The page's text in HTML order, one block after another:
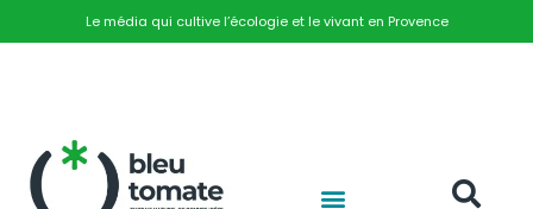
Le média qui cultive l’écologie et le vivant en Provence